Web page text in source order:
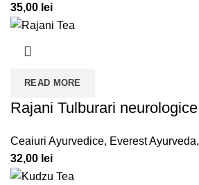
35,00 lei
READ MORE
Rajani Tulburari neurologice
Ceaiuri Ayurvedice, Everest Ayurveda,
32,00 lei